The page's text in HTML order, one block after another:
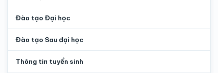
Đào tạo Đại học
Đào tạo Sau đại học
Thông tin tuyển sinh